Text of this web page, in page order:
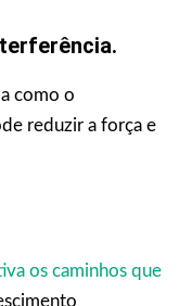
como o
reduzir a força e
os caminhos que